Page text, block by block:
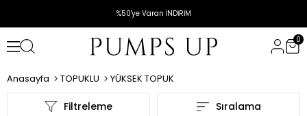
%50'ye Varan İNDİRİM
0
Anasayfa TOPUKLU YÜKSEK TOPUK
Filtreleme Sıralama